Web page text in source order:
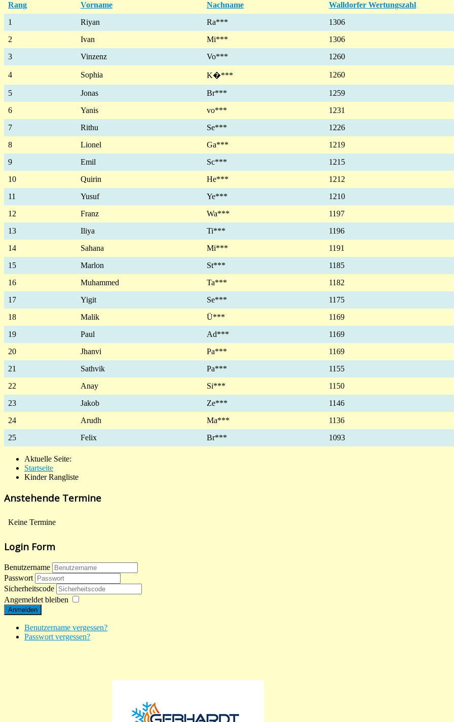
Rang Vorname Nachname Walldorfer Wertungszahl
1
Riyan Ra*** 1306
2
Ivan Mi*** 1306
3
Vinzenz Vo*** 1260
4 Sophia K�*** 1260
5 Jonas Br*** 1259
6
Yanis vo*** 1231
7
Rithu Se*** 1226
8
Lionel Ga*** 1219
9
Emil Sc*** 1215
10
Quirin He*** 1212
11
Yusuf Ye*** 1210
12
Franz Wa*** 1197
13
Iliya Ti*** 1196
14
Sahana Mi*** 1191
15
Marlon St*** 1185
16
Muhammed Ta*** 1182
17
Yigit Se*** 1175
18
Malik Ü*** 1169
19
Paul Ad*** 1169
20
Jhanvi Pa*** 1169
21
Sathvik Pa*** 1155
22
Anay Si*** 1150
23
Jakob Ze*** 1146
24
Arudh Ma*** 1136
25
Felix Br*** 1093
Aktuelle Seite:
Startseite
Kinder Rangliste
Anstehende Termine
Keine Termine
Login Form
Benutzername
Passwort
Sicherheitscode
Angemeldet bleiben
Anmelden
Benutzername vergessen?
Passwort vergessen?